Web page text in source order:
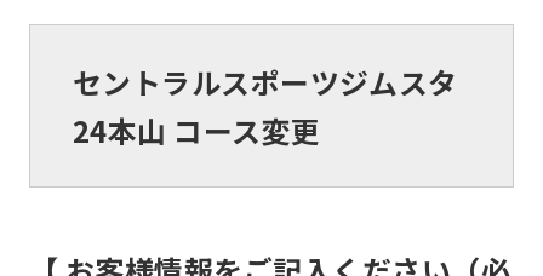
セントラルスポーツジムスタ
24本山 コース変更